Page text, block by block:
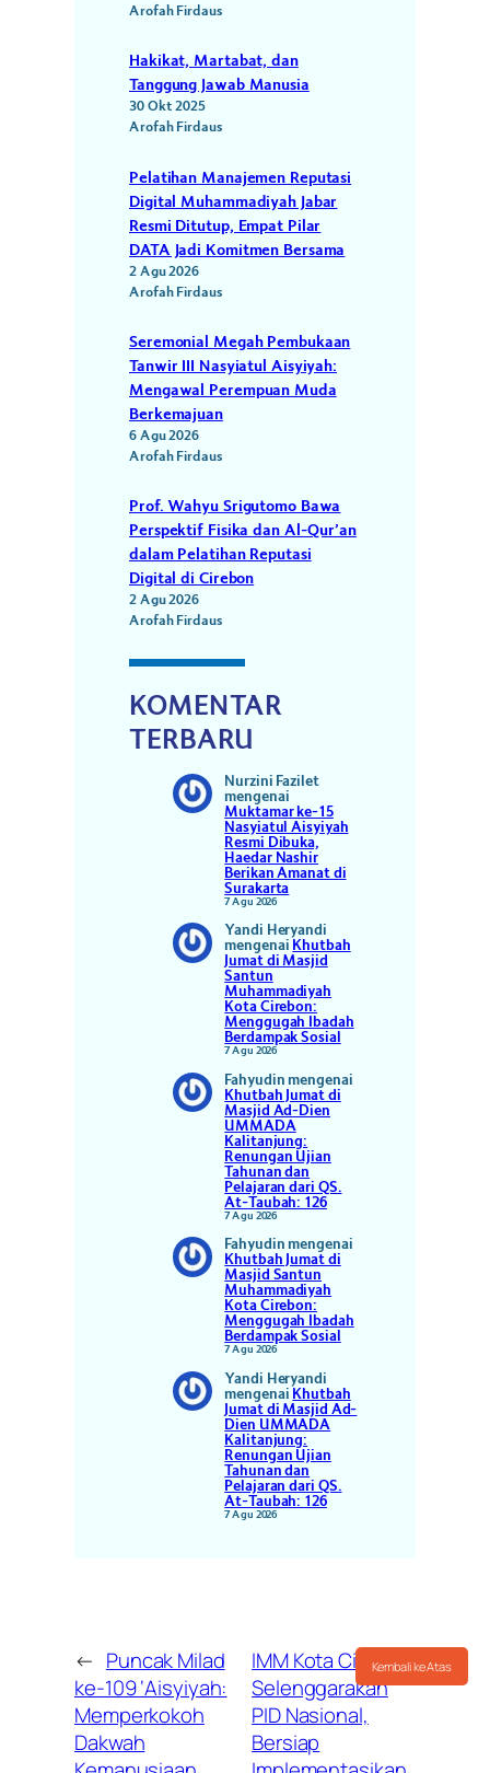
Kembali ke Atas
Arofah Firdaus
Hakikat, Martabat, dan
Tanggung Jawab Manusia
30 Okt 2025
Arofah Firdaus
Pelatihan Manajemen Reputasi
Digital Muhammadiyah Jabar
Resmi Ditutup, Empat Pilar
DATA Jadi Komitmen Bersama
2 Agu 2026
Arofah Firdaus
Seremonial Megah Pembukaan
Tanwir III Nasyiatul Aisyiyah:
Mengawal Perempuan Muda
Berkemajuan
6 Agu 2026
Arofah Firdaus
Prof. Wahyu Srigutomo Bawa
Perspektif Fisika dan Al-Qur’an
dalam Pelatihan Reputasi
Digital di Cirebon
2 Agu 2026
Arofah Firdaus
KOMENTAR
TERBARU
Nurzini Fazilet
mengenai
Muktamar ke-15
Nasyiatul Aisyiyah
Resmi Dibuka,
Haedar Nashir
Berikan Amanat di
Surakarta
7 Agu 2026
Yandi Heryandi
mengenai Khutbah
Jumat di Masjid
Santun
Muhammadiyah
Kota Cirebon:
Menggugah Ibadah
Berdampak Sosial
7 Agu 2026
Fahyudinmengenai
Khutbah Jumat di
Masjid Ad-Dien
UMMADA
Kalitanjung:
Renungan Ujian
Tahunan dan
Pelajaran dari QS.
At-Taubah: 126
7 Agu 2026
Fahyudinmengenai
Khutbah Jumat di
Masjid Santun
Muhammadiyah
Kota Cirebon:
Menggugah Ibadah
Berdampak Sosial
7 Agu 2026
Yandi Heryandi
mengenai Khutbah
Jumat di Masjid Ad-
Dien UMMADA
Kalitanjung:
Renungan Ujian
Tahunan dan
Pelajaran dari QS.
At-Taubah: 126
7 Agu 2026
← Puncak Milad
ke-109 ‘Aisyiyah:
Memperkokoh
Dakwah
IMM Kota Cirebon
Selenggarakan
PID Nasional,
Bersiap